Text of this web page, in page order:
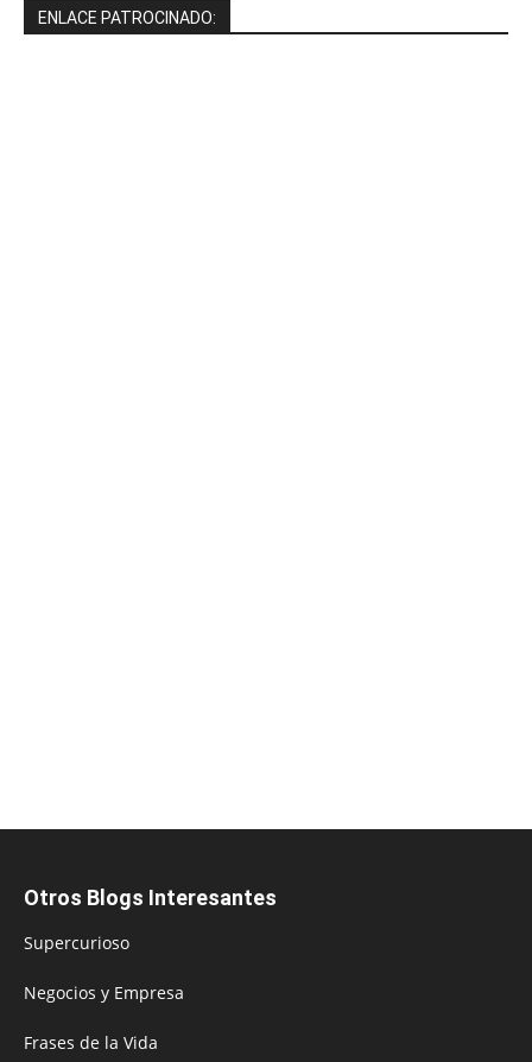
ENLACE PATROCINADO:
Otros Blogs Interesantes
Supercurioso
Negocios y Empresa
Frases de la Vida